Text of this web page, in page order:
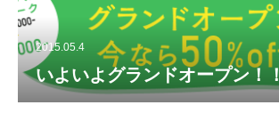
2015.05.4
いよいよグランドオープン！！